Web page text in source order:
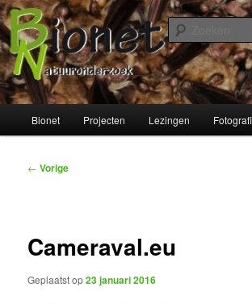
Spring
naar
de
primaire
inhoudBionet
Bionet Projecten Lezingen
Bericht
← Vorige
Cameraval.eu
Geplaatst op23 januari 2016